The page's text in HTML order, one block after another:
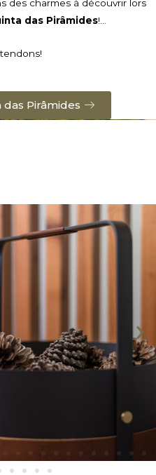
des charmes à découvrir lors
das Pirâmides!…
Pirâmides